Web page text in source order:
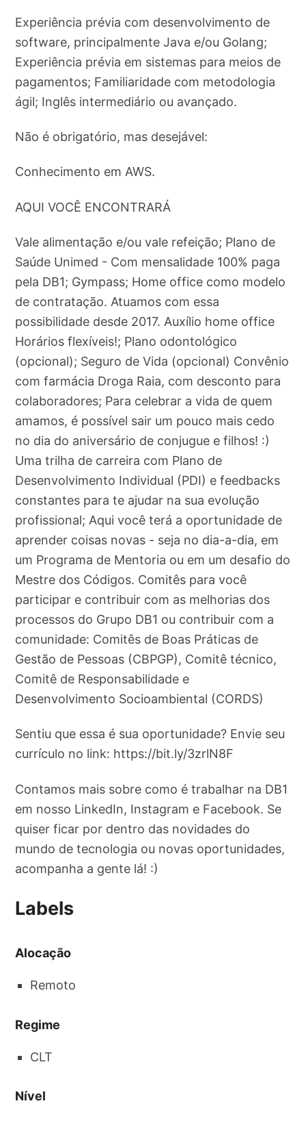
Experiência prévia com desenvolvimento de
software, principalmente Java e/ou Golang;
Experiência prévia em sistemas para meios de
pagamentos; Familiaridade com metodologia
ágil; Inglês intermediário ou avançado.
Não é obrigatório, mas desejável:
Conhecimento em AWS.
AQUI VOCÊ ENCONTRARÁ
Vale alimentação e/ou vale refeição; Plano de
Saúde Unimed - Com mensalidade 100% paga
pela DB1; Gympass; Home office como modelo
de contratação. Atuamos com essa
possibilidade desde 2017. Auxílio home office
Horários flexíveis!; Plano odontológico
(opcional); Seguro de Vida (opcional) Convênio
com farmácia Droga Raia, com desconto para
colaboradores; Para celebrar a vida de quem
amamos, é possível sair um pouco mais cedo
no dia do aniversário de conjugue e filhos! :)
Uma trilha de carreira com Plano de
Desenvolvimento Individual (PDI) e feedbacks
constantes para te ajudar na sua evolução
profissional; Aqui você terá a oportunidade de
aprender coisas novas - seja no dia-a-dia, em
um Programa de Mentoria ou em um desafio do
Mestre dos Códigos. Comitês para você
participar e contribuir com as melhorias dos
processos do Grupo DB1 ou contribuir com a
comunidade: Comitês de Boas Práticas de
Gestão de Pessoas (CBPGP), Comitê técnico,
Comitê de Responsabilidade e
Desenvolvimento Socioambiental (CORDS)
Sentiu que essa é sua oportunidade? Envie seu
currículo no link: https://bit.ly/3zrlN8F
Contamos mais sobre como é trabalhar na DB1
em nosso LinkedIn, Instagram e Facebook. Se
quiser ficar por dentro das novidades do
mundo de tecnologia ou novas oportunidades,
acompanha a gente lá! :)
Labels
Alocação
Remoto
Regime
CLT
Nível